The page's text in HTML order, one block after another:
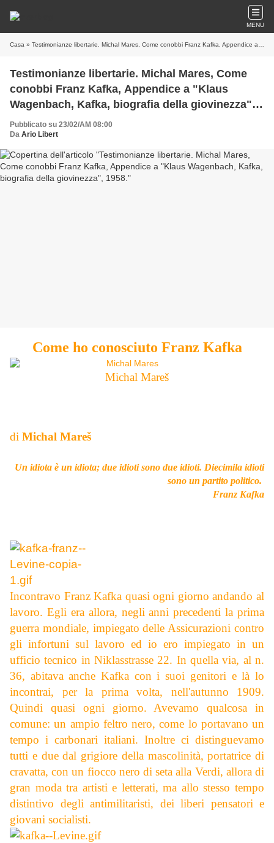
MENU
Casa » Testimonianze libertarie. Michal Mares, Come conobbi Franz Kafka, Appendice a "Klaus Wagenbach, Kafka, biografia della giovinezza", 1958.
Testimonianze libertarie. Michal Mares, Come
conobbi Franz Kafka, Appendice a "Klaus
Wagenbach, Kafka, biografia della giovinezza",
1958.
Pubblicato su 23/02/AM 08:00
Da Ario Libert
Come ho conosciuto Franz Kafka
Michal Mareš
di Michal Mareš
Un idiota è un idiota; due idioti sono due idioti. Diecimila idioti
sono un partito politico.
Franz Kafka
Incontravo Franz Kafka quasi ogni giorno andando al
lavoro. Egli era allora, negli anni precedenti la prima
guerra mondiale, impiegato delle Assicurazioni contro
gli infortuni sul lavoro ed io ero impiegato in un
ufficio tecnico in Niklasstrasse 22. In quella via, al n.
36, abitava anche Kafka con i suoi genitori e là lo
incontrai, per la prima volta, nell'autunno 1909.
Quindi quasi ogni giorno. Avevamo qualcosa in
comune: un ampio feltro nero, come lo portavano un
tempo i carbonari italiani. Inoltre ci distinguevamo
tutti e due dal grigiore della mascolinità, portatrice di
cravatta, con un fiocco nero di seta alla Verdi, allora di
gran moda tra artisti e letterati, ma allo stesso tempo
distintivo degli antimilitaristi, dei liberi pensatori e
giovani socialisti.